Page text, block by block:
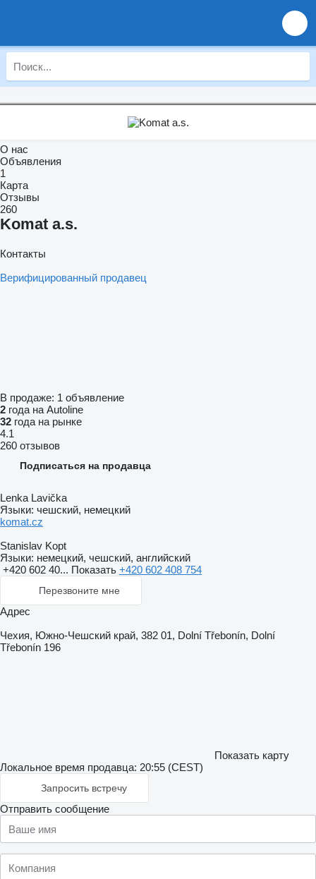
О нас
Объявления
1
Карта
Отзывы
260
Komat a.s.
Контакты
Верифицированный продавец
В продаже: 1 объявление
2 года на Autoline
32 года на рынке
4.1
260 отзывов
Подписаться на продавца
Lenka Lavička
Языки: чешский, немецкий
komat.cz
Stanislav Kopt
Языки: немецкий, чешский, английский
+420 602 40... Показать +420 602 408 754
Перезвоните мне
Адрес
Чехия, Южно-Чешский край, 382 01, Dolní Třebonín, Dolní
Třebonín 196
Показать карту
Локальное время продавца: 20:55 (CEST)
Запросить встречу
Отправить сообщение